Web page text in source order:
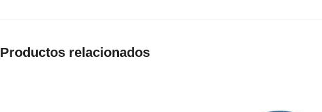
Productos relacionados